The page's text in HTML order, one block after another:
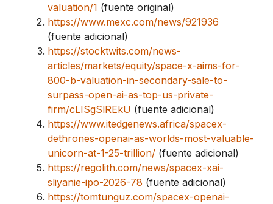
valuation/1 (fuente original)
https://www.mexc.com/news/921936
(fuente adicional)
https://stocktwits.com/news-
articles/markets/equity/space-x-aims-for-
800-b-valuation-in-secondary-sale-to-
surpass-open-ai-as-top-us-private-
firm/cLISgSlREkU (fuente adicional)
https://www.itedgenews.africa/spacex-
dethrones-openai-as-worlds-most-valuable-
unicorn-at-1-25-trillion/ (fuente adicional)
https://regolith.com/news/spacex-xai-
sliyanie-ipo-2026-78 (fuente adicional)
https://tomtunguz.com/spacex-openai-